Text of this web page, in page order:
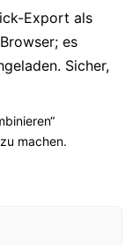
Export als
es
Sicher,
machen.